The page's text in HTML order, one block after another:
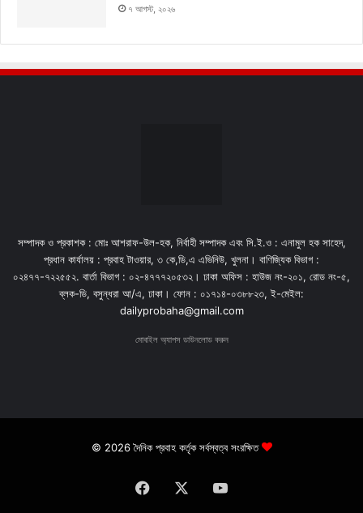
৭ আগস্ট, ২০২৬
সম্পাদক ও প্রকাশক : মোঃ আশরাফ-উল-হক, নির্বাহী সম্পাদক এবং সি.ই.ও : এনামুল হক সাহেদ,
প্রধান কার্যালয় : প্রবাহ টাওয়ার, ৩ কে,ডি,এ এভিনিউ, খুলনা। বাণিজ্যিক বিভাগ :
০২৪৭৭-৭২২৫৫২. বার্তা বিভাগ : ০২-৪৭৭৭২০৫৩২। ঢাকা অফিস : হাউজ নং-২০১, রোড নং-৫,
ব্লক-ডি, বসুন্ধরা আ/এ, ঢাকা। ফোন : ০১৭১৪-০৩৮৮২৩, ই-মেইল:
dailyprobaha@gmail.com
মোবাইল অ্যাপস ডাউনলোড করুন
© 2026 দৈনিক প্রবাহ কর্তৃক সর্বস্বত্ব সংরক্ষিত
Facebook